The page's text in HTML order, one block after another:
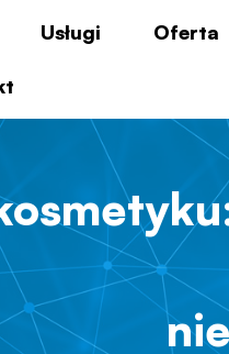
Usługi Oferta